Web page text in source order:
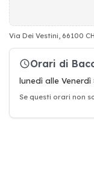
Via Dei Vestini, 66100
Orari di
lunedì alle Venerdì
Se questi orari non